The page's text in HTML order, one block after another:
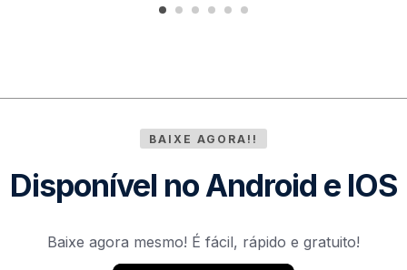
BAIXE AGORA!!
Disponível no Android e IOS
Baixe agora mesmo! É fácil, rápido e gratuito!